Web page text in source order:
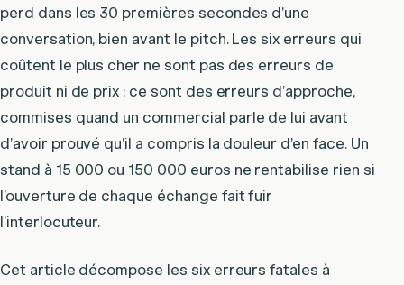
perd dans les 30 premières secondes d’une
conversation, bien avant le pitch. Les six erreurs qui
coûtent le plus cher ne sont pas des erreurs de
produit ni de prix : ce sont des erreurs d’approche,
commises quand un commercial parle de lui avant
d’avoir prouvé qu’il a compris la douleur d’en face. Un
stand à 15 000 ou 150 000 euros ne rentabilise rien si
l’ouverture de chaque échange fait fuir
l’interlocuteur.
Cet article décompose les six erreurs fatales à